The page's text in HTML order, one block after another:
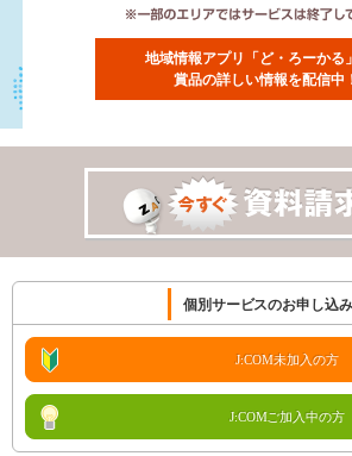
地域情報アプリ「ど・ろーかる
賞品の詳しい情報を配信中！
個別サービスのお申し込み
J:COM未加入の方
J:COMご加入中の方